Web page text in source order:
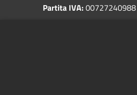
Partita IVA:00727240988